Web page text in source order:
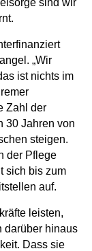
sind wir
„Wir
ist nichts im
Zahl der
30 Jahren von
steigen.
der Pflege
sich bis zum
auf.
leisten,
darüber hinaus
Dass sie